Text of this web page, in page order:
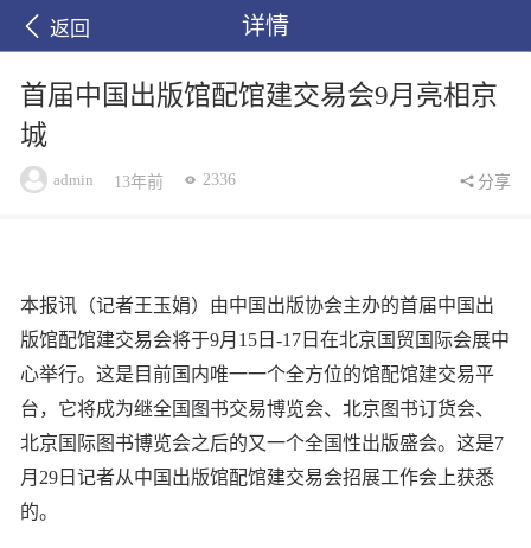
返回 详情
首届中国出版馆配馆建交易会9月亮相京
城
admin 13年前 2336 分享
本报讯（记者王玉娟）由中国出版协会主办的首届中国出
版馆配馆建交易会将于9月15日-17日在北京国贸国际会展中
心举行。这是目前国内唯一一个全方位的馆配馆建交易平
台，它将成为继全国图书交易博览会、北京图书订货会、
北京国际图书博览会之后的又一个全国性出版盛会。这是7
月29日记者从中国出版馆配馆建交易会招展工作会上获悉
的。